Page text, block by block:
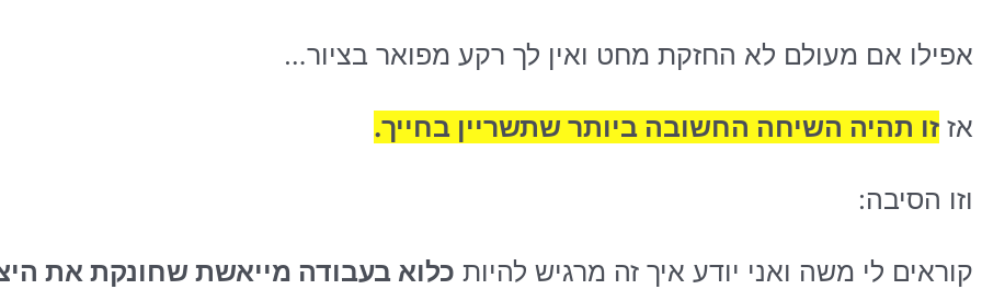
אפילו אם מעולם לא החזקת מחט ואין לך רקע מפואר בציור…
אז זו תהיה השיחה החשובה ביותר שתשריין בחייך.
וזו הסיבה:
קוראים לי משה ואני יודע איך זה מרגיש להיות כלוא בעבודה מייאשת שחונקת את